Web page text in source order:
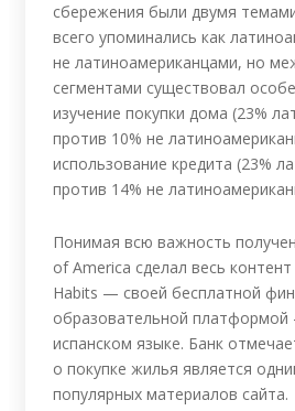
сбережения были двумя
всего упоминались как
не латиноамериканцами, но
сегментами существовал
изучение покупки дома (23%
против 10% не
использование кредита (23%
против 14% не
Понимая всю важность
of America сделал весь
Habits — своей бесплатной
образовательной
испанском языке. Банк
о покупке жилья является
популярных материалов сайта.